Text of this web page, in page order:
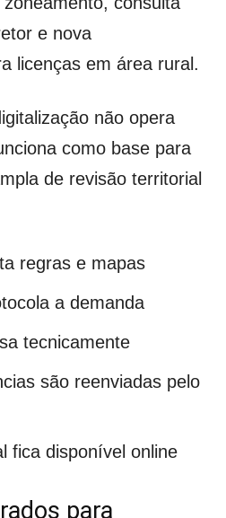
e nova
licenças em área rural.
não opera
como base para
de revisão territorial
regras e mapas
a demanda
tecnicamente
são reenviadas pelo
fica disponível online
para